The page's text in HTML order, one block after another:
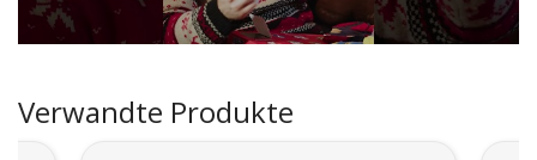
Verwandte Produkte